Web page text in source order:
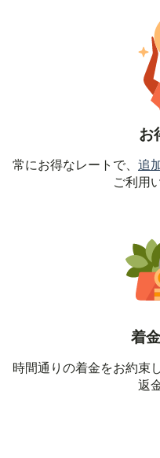
お
常にお得なレートで、 追
ご利用
着
時間通りの着金をお約束
返